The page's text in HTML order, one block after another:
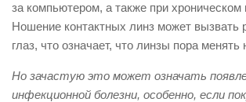
за компьютером, а также при хроническом
Ношение контактных линз может вызвать
глаз, что означает, что линзы пора менять
Но зачастую это может означать
инфекционной болезни, особенно, если